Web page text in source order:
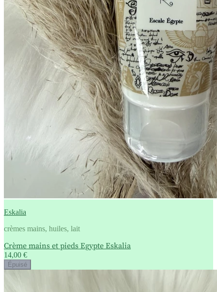
Eskalia
crèmes mains, huiles, lait
Crème mains et pieds Egypte Eskalia
14,00 €
Épuisé